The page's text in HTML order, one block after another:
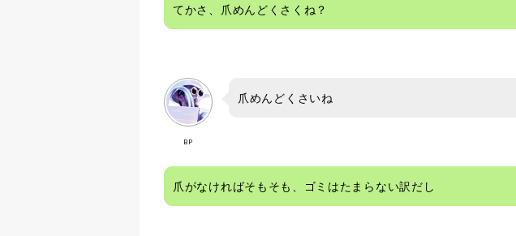
てかさ、爪めんどくさくね？
BP
爪めんどくさいね
爪がなければそもそも、ゴミはたまらない訳だし